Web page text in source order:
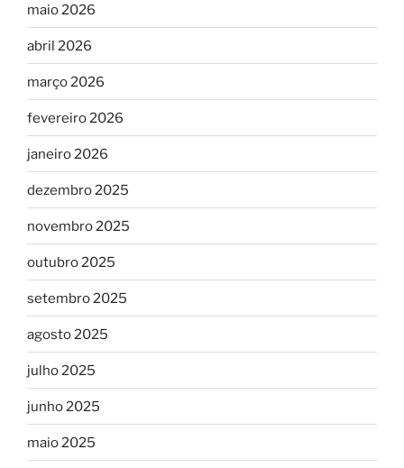
maio 2026
abril 2026
março 2026
fevereiro 2026
janeiro 2026
dezembro 2025
novembro 2025
outubro 2025
setembro 2025
agosto 2025
julho 2025
junho 2025
maio 2025